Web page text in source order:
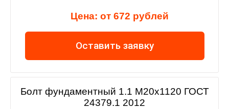
Цена: от 672 рублей
Оставить заявку
Болт фундаментный 1.1 М20х1120 ГОСТ
24379.1 2012